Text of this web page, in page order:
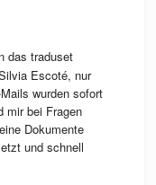
das traduset
Escoté, nur
wurden sofort
mir bei Fragen
Dokumente
und schnell